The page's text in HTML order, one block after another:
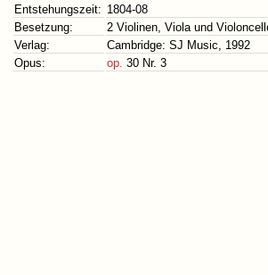
Entstehungszeit: 1804-08
Besetzung:
2 Violinen, Viola und
Verlag:
Cambridge: SJ Music, 1992
Opus:
op. 30 Nr. 3